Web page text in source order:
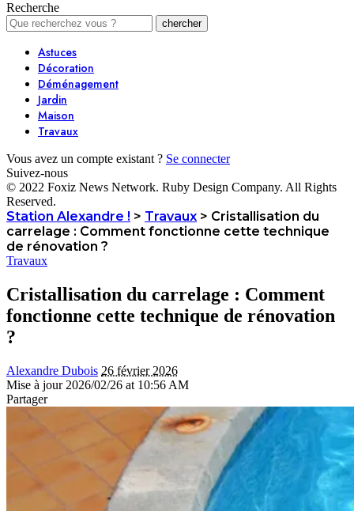
Recherche
Astuces
Décoration
Déménagement
Jardin
Maison
Travaux
Vous avez un compte existant ? Se connecter
Suivez-nous
© 2022 Foxiz News Network. Ruby Design Company. All Rights
Reserved.
Station Alexandre ! > Travaux > Cristallisation du
carrelage : Comment fonctionne cette technique
de rénovation ?
Travaux
Cristallisation du carrelage : Comment
fonctionne cette technique de rénovation
?
Alexandre Dubois 26 février 2026
Mise à jour 2026/02/26 at 10:56 AM
Partager